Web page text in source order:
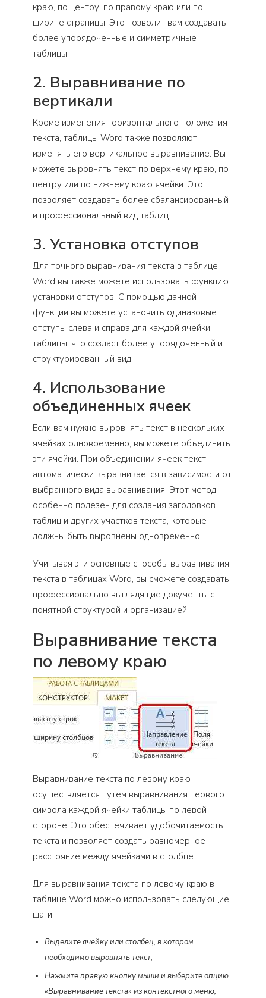
краю, по центру, по правому краю или по
ширине страницы. Это позволит вам создавать
более упорядоченные и симметричные
таблицы.
2. Выравнивание по
вертикали
Кроме изменения горизонтального положения
текста, таблицы Word также позволяют
изменять его вертикальное выравнивание. Вы
можете выровнять текст по верхнему краю, по
центру или по нижнему краю ячейки. Это
позволяет создавать более сбалансированный
и профессиональный вид таблиц.
3. Установка отступов
Для точного выравнивания текста в таблице
Word вы также можете использовать функцию
установки отступов. С помощью данной
функции вы можете установить одинаковые
отступы слева и справа для каждой ячейки
таблицы, что создаст более упорядоченный и
структурированный вид.
4. Использование
объединенных ячеек
Если вам нужно выровнять текст в нескольких
ячейках одновременно, вы можете объединить
эти ячейки. При объединении ячеек текст
автоматически выравнивается в зависимости от
выбранного вида выравнивания. Этот метод
особенно полезен для создания заголовков
таблиц и других участков текста, которые
должны быть выровнены одновременно.
Учитывая эти основные способы выравнивания
текста в таблицах Word, вы сможете создавать
профессионально выглядящие документы с
понятной структурой и организацией.
Выравнивание текста
по левому краю
Выравнивание текста по левому краю
осуществляется путем выравнивания первого
символа каждой ячейки таблицы по левой
стороне. Это обеспечивает удобочитаемость
текста и позволяет создать равномерное
расстояние между ячейками в столбце.
Для выравнивания текста по левому краю в
таблице Word можно использовать следующие
шаги:
Выделите ячейку или столбец, в котором
необходимо выровнять текст;
Нажмите правую кнопку мыши и выберите опцию
«Выравнивание текста» из контекстного меню;